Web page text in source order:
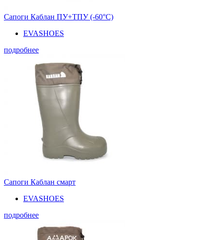
Сапоги Каблан ПУ+ТПУ (-60°С)
EVASHOES
подробнее
Сапоги Каблан смарт
EVASHOES
подробнее